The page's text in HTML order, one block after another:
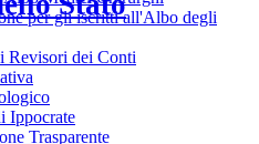
per gli iscritti all'Albo degli
Revisori dei Conti
Ippocrate
Trasparente